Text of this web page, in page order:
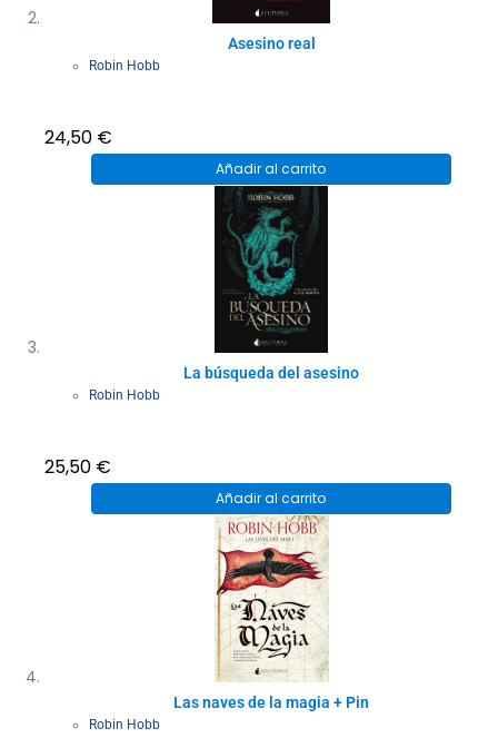
Asesino real
Robin Hobb
24,50 €
Añadir al carrito
La búsqueda del asesino
Robin Hobb
25,50 €
Añadir al carrito
Las naves de la magia + Pin
Robin Hobb